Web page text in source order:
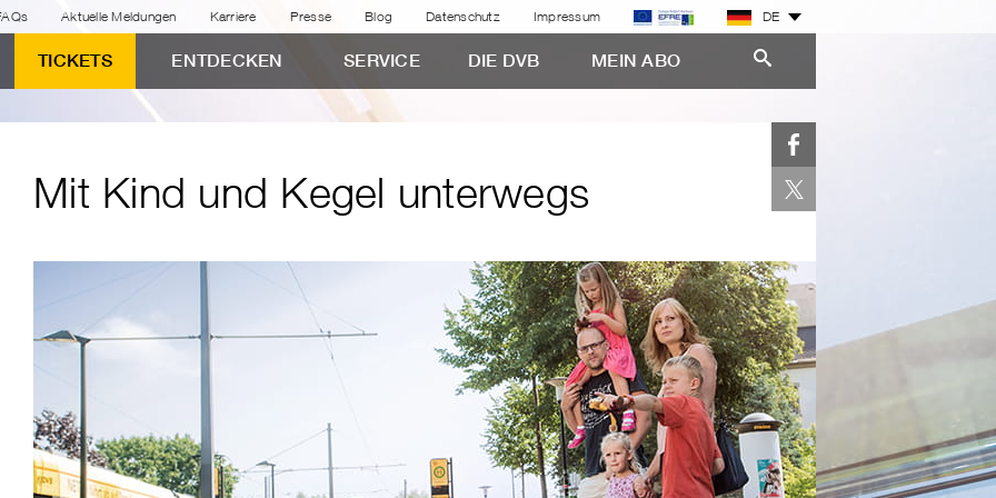
Aktuelle Meldungen Karriere Presse Blog Datenschutz Impressum DE
TICKETS ENTDECKEN SERVICE DIE DVB MEIN ABO
Mit Kind und Kegel unterwegs